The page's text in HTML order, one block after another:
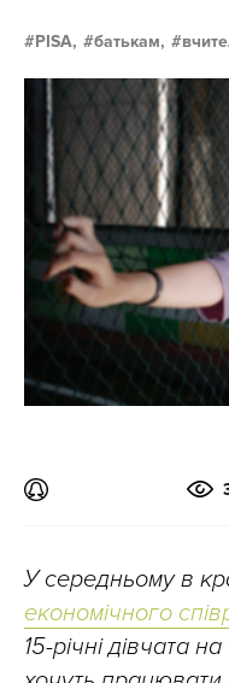
PISA, батькам,
У середньому в
економічного
15-річні дівчата